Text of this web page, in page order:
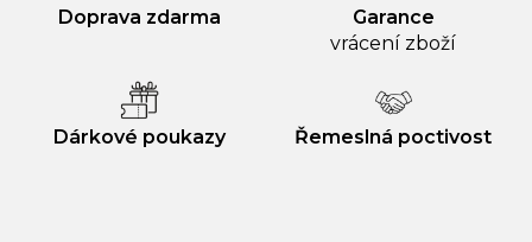
Doprava zdarma
Garance
vrácení zboží
Dárkové poukazy Řemeslná poctivost